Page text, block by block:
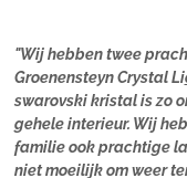
"Wij hebben twee
Groenensteyn Crystal Li
swarovski kristal is zo
gehele interieur. Wij
familie ook prachtige
niet moeilijk om weer